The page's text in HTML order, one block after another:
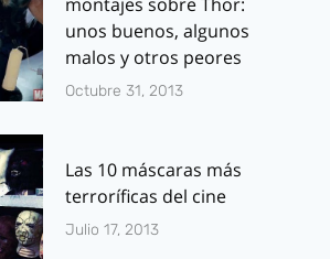
unos buenos, algunos
malos y otros peores
Octubre 31, 2013
Las 10 máscaras más
terroríficas del cine
Julio 17, 2013